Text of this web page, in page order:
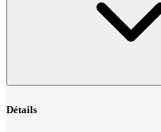
Détails